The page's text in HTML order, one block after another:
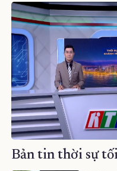
Bản tin thời sự